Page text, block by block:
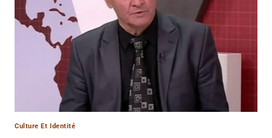
Culture Et Identité